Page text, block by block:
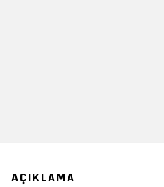
AÇIKLAMA